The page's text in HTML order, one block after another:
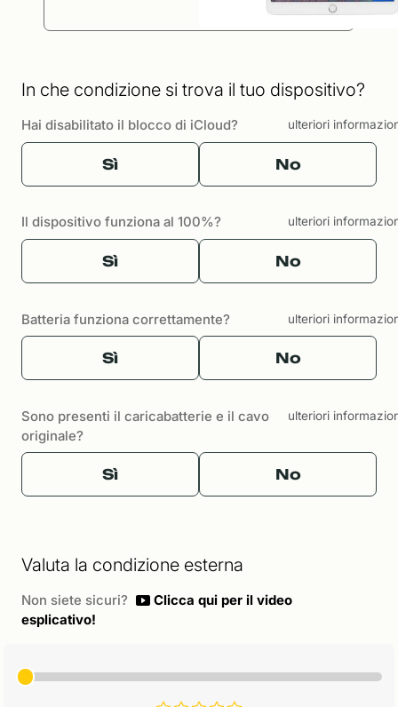
In che condizione si trova il tuo dispositivo?
Hai disabilitato il blocco di iCloud? ulteriori
Sì No
Il dispositivo funziona al 100%? ulteriori
Sì No
Batteria funziona correttamente? ulteriori
Sì No
Sono presenti il caricabatterie e il cavo
originale?
ulteriori
Sì No
Valuta la condizione esterna
Non siete sicuri?
Clicca qui per il video
esplicativo!